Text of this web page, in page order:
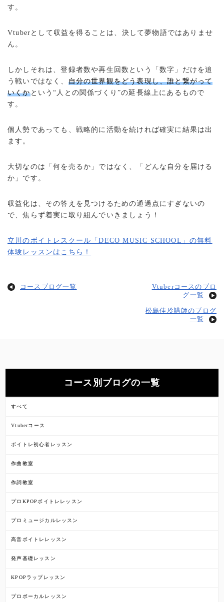
す。
Vtuberとして収益を得ることは、決して夢物語ではありませ
ん。
しかしそれは、登録者数や再生回数という「数字」だけを追
う戦いではなく、 自分の世界観をどう表現し、誰と繋がって
いくかという“人との関係づくり”の延長線上にあるもので
す。
個人勢であっても、戦略的に活動を続ければ確実に結果は出
ます。
大切なのは「何を売るか」ではなく、「どんな自分を届ける
か」です。
収益化は、その答えを見つけるための通過点にすぎないの
で、焦らず着実に取り組んでいきましょう！
立川のボイトレスクール「DECO MUSIC SCHOOL」の無料
体験レッスンはこちら！
コースブログ一覧
Vtuberコースのブロ
グ一覧
松島佳玲講師のブログ
一覧
コース別ブログの一覧
すべて
Vtuberコース
ボイトレ初心者レッスン
作曲教室
作詞教室
プロKPOPボイトレレッスン
プロミュージカルレッスン
高音ボイトレレッスン
発声基礎レッスン
KPOPラップレッスン
プロボーカルレッスン